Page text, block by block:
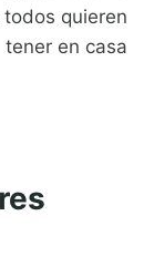
todos quieren
tener en casa